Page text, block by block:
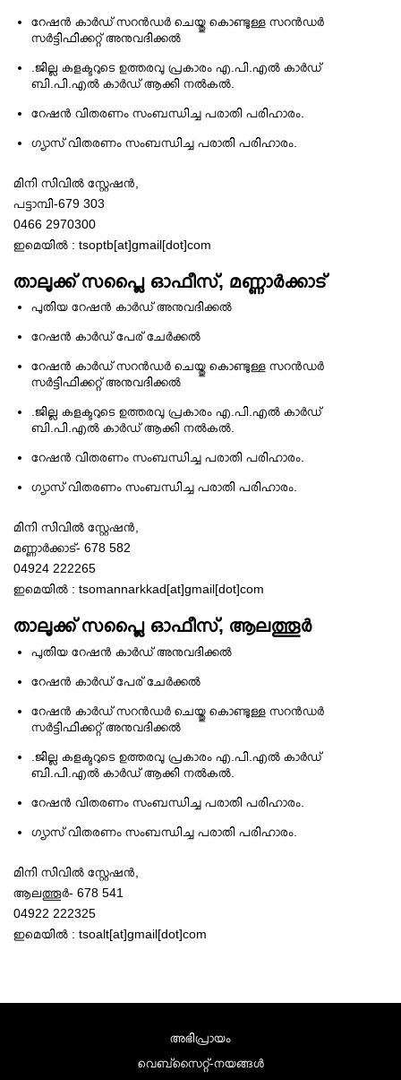
റേഷന്‍ കാര്‍ഡ്‌ സറന്‍ഡര്‍ ചെയ്തു കൊണ്ടുള്ള സറന്‍ഡര്‍
സര്‍ട്ടിഫിക്കറ്റ് അനുവദിക്കല്‍
.ജില്ല കളക്ടറുടെ ഉത്തരവു പ്രകാരം എ.പി.എല്‍ കാര്‍ഡ്‌
ബി.പി.എല്‍ കാര്‍ഡ്‌ ആക്കി നല്‍കല്‍.
റേഷന്‍ വിതരണം സംബന്ധിച്ച പരാതി പരിഹാരം.
ഗ്യാസ് വിതരണം സംബന്ധിച്ച പരാതി പരിഹാരം.
മിനി സിവില്‍ സ്റ്റേഷന്‍,
പട്ടാമ്പി-679 303
0466 2970300
ഇമെയില്‍ : tsoptb[at]gmail[dot]com
താലൂക്ക് സപ്ലൈ ഓഫീസ്, മണ്ണാര്‍ക്കാട്
പുതിയ റേഷന്‍ കാര്‍ഡ്‌ അനുവദിക്കല്‍
റേഷന്‍ കാര്‍ഡ്‌ പേര് ചേര്‍ക്കല്‍
റേഷന്‍ കാര്‍ഡ്‌ സറന്‍ഡര്‍ ചെയ്തു കൊണ്ടുള്ള സറന്‍ഡര്‍
സര്‍ട്ടിഫിക്കറ്റ് അനുവദിക്കല്‍
.ജില്ല കളക്ടറുടെ ഉത്തരവു പ്രകാരം എ.പി.എല്‍ കാര്‍ഡ്‌
ബി.പി.എല്‍ കാര്‍ഡ്‌ ആക്കി നല്‍കല്‍.
റേഷന്‍ വിതരണം സംബന്ധിച്ച പരാതി പരിഹാരം.
ഗ്യാസ് വിതരണം സംബന്ധിച്ച പരാതി പരിഹാരം.
മിനി സിവില്‍ സ്റ്റേഷന്‍,
മണ്ണാര്‍ക്കാട്- 678 582
04924 222265
ഇമെയില്‍ : tsomannarkkad[at]gmail[dot]com
താലൂക്ക് സപ്ലൈ ഓഫീസ്, ആലത്തൂര്‍
പുതിയ റേഷന്‍ കാര്‍ഡ്‌ അനുവദിക്കല്‍
റേഷന്‍ കാര്‍ഡ്‌ പേര് ചേര്‍ക്കല്‍
റേഷന്‍ കാര്‍ഡ്‌ സറന്‍ഡര്‍ ചെയ്തു കൊണ്ടുള്ള സറന്‍ഡര്‍
സര്‍ട്ടിഫിക്കറ്റ് അനുവദിക്കല്‍
.ജില്ല കളക്ടറുടെ ഉത്തരവു പ്രകാരം എ.പി.എല്‍ കാര്‍ഡ്‌
ബി.പി.എല്‍ കാര്‍ഡ്‌ ആക്കി നല്‍കല്‍.
റേഷന്‍ വിതരണം സംബന്ധിച്ച പരാതി പരിഹാരം.
ഗ്യാസ് വിതരണം സംബന്ധിച്ച പരാതി പരിഹാരം.
മിനി സിവില്‍ സ്റ്റേഷന്‍,
ആലത്തൂര്‍- 678 541
04922 222325
ഇമെയില്‍ : tsoalt[at]gmail[dot]com
അഭിപ്രായം
വെബ്സൈറ്റ്-നയങ്ങള്‍